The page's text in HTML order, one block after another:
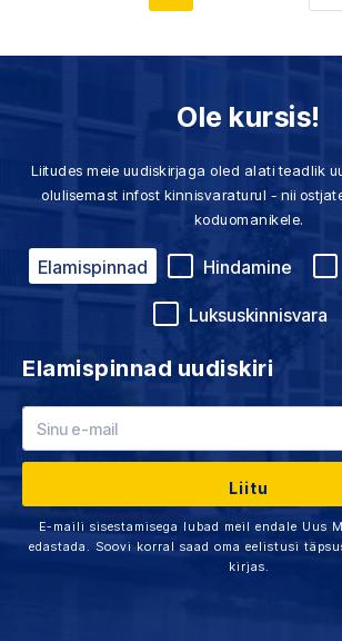
Ole kursis!
Liitudes meie uudiskirjaga oled alati teadlik
olulisemast infost kinnisvaraturul - nii
koduomanikele.
Elamispinnad Hindamine
Luksuskinnisvara
Elamispinnad uudiskiri
E-maili sisestamisega lubad meil endale Uus
edastada. Soovi korral saad oma eelistusi
kirjas.